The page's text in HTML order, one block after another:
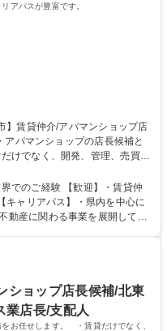
アパスが豊富です。
けでなく、開発、管理、売買ま
・賃貸管理物
舗の営業目標設定から達成への
管理 ・アパート案内 ※業務に
金・礼金・仲介料ゼロ」のトリ
戸数1位/
でのご経験 【歓迎】・賃貸仲
キャリアパス】・県内を中心に
動産に関わる事業を展開してい
ザンハピネッツをはじめとした
を実施しています。地場に根付
を行います。 学歴・資格
語学力： 資格：宅地建物取引
ショップ店長候補/北東
業店長/支配人
お任せします。 ・賃貸だけでなく、